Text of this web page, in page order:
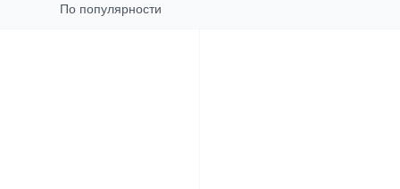
По популярности